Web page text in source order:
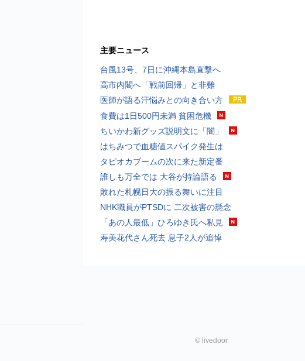
主要ニュース
台風13号、7日に沖縄本島直撃へ
高市内閣へ「戦前回帰」と非難
医師が語る汗悩みとの向き合い方
食費は1日500円未満 貧困危機
ちいかわ新グッズ説明文に「闇」
はちみつで血糖値スパイク発生は
タピオカブームの次に来た新定番
誰しも万全では 大谷が持論語る
敗れた札幌日大の振る舞いに注目
NHK職員がPTSDに 二次被害の懸念
「あの人最低」ひろゆき氏へ私見
寿美花代さん死去 息子2人が追悼
© livedoor